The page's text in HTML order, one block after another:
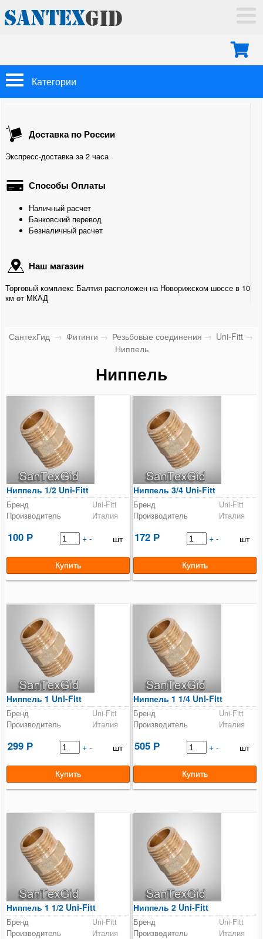
ГЛАВНАЯ
МОНТАЖ
КОНТАКТЫ
Категории
Трубы
Фитинги
Для труб из сшитого полиэтилена
Для металлопластиковых труб
Для медных труб
Для гофрированных труб
Stout
Uni-Fitt
Соединительная муфта
Тройник
Удлинитель
Соединение разъемное латунное
Угольник
Футорка
Viega
Tiemme
Коллекторные группы
Насосные группы
Контрольно-измерительные приборы и автоматика
Водонагреватели
Бойлеры косвенного нагрева
Предохранительная арматура
Баки мембранные
Доставка по России
Экспресс-доставка за 2 часа
Способы Оплаты
Наличный расчет
Банковский перевод
Безналичный расчет
Наш магазин
Торговый комплекс Балтия расположен на Новорижском шоссе в 10
км от МКАД
СантехГид → Фитинги → Резьбовые соединения → Uni-Fitt →
Ниппель
Ниппель
Ниппель 1/2 Uni-Fitt
Бренд
Uni-Fitt
Производитель
Италия
100 Р + - шт
Ниппель 3/4 Uni-Fitt
Бренд
Uni-Fitt
Производитель
Италия
172 Р + - шт
Ниппель 1 Uni-Fitt
Бренд
Uni-Fitt
Производитель
Италия
299 Р + - шт
Ниппель 1 1/4 Uni-Fitt
Бренд
Uni-Fitt
Производитель
Италия
505 Р + - шт
Ниппель 1 1/2 Uni-Fitt
Бренд
Uni-Fitt
Производитель
Италия
Ниппель 2 Uni-Fitt
Бренд
Uni-Fitt
Производитель
Италия